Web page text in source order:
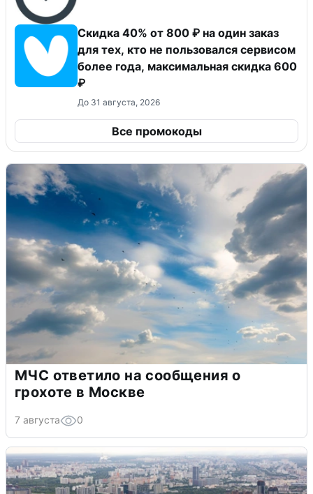
Дополнительная скидка 5% по
промокоду
До 31 декабря, 2026
Скидка 15% на список Нэйчес Баунти
До 31 августа, 2026
Заказать СберДевайсы в М.Видео
Скидка 40% от 800 ₽ на один заказ
для тех, кто не пользовался сервисом
более года, максимальная скидка 600
₽
До 31 августа, 2026
Все промокоды